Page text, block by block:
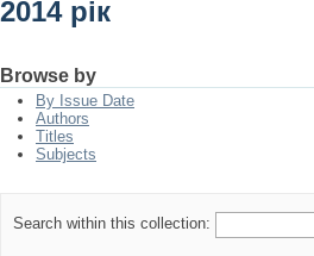
2014 рік
Browse by
By Issue Date
Authors
Titles
Subjects
Search within this collection: